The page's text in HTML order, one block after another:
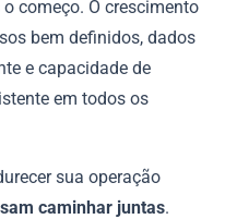
começo. O crescimento
bem definidos, dados
e capacidade de
em todos os
sua operação
caminhar juntas.